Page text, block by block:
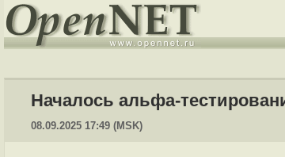
Началось альфа-
08.09.2025 17:49 (MSK)